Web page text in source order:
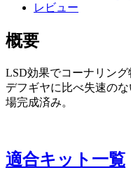
レビュー
概要
LSD効果でコーナリン
デフギヤに比べ失速の
場完成済み。
適合キット一覧